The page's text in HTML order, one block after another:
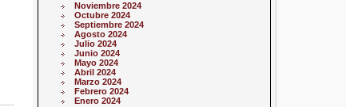
Noviembre 2024
Octubre 2024
Septiembre 2024
Agosto 2024
Julio 2024
Junio 2024
Mayo 2024
Abril 2024
Marzo 2024
Febrero 2024
Enero 2024